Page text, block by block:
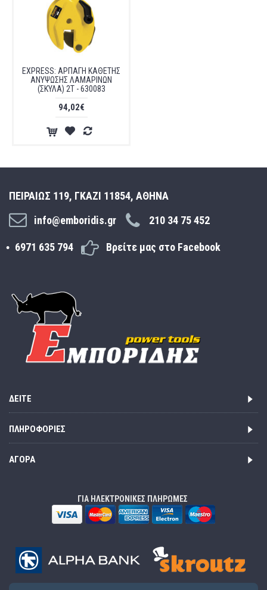
EXPRESS: ΑΡΠΑΓΗ ΚΑΘΕΤΗΣ
ΑΝΥΨΩΣΗΣ ΛΑΜΑΡΙΝΩΝ
(ΣΚΥΛΑ) 2Τ - 630083
94,02€
ΠΕΙΡΑΙΩΣ 119, ΓΚΑΖΙ 11854, ΑΘΗΝΑ
info@emboridis.gr
210 34 75 452
6971 635 794 Βρείτε μας στο Facebook
ΔΕΊΤΕ
ΠΛΗΡΟΦΟΡΊΕΣ
ΑΓΟΡΆ
ΓΙΑ ΗΛΕΚΤΡΟΝΙΚΕΣ ΠΛΗΡΩΜΕΣ